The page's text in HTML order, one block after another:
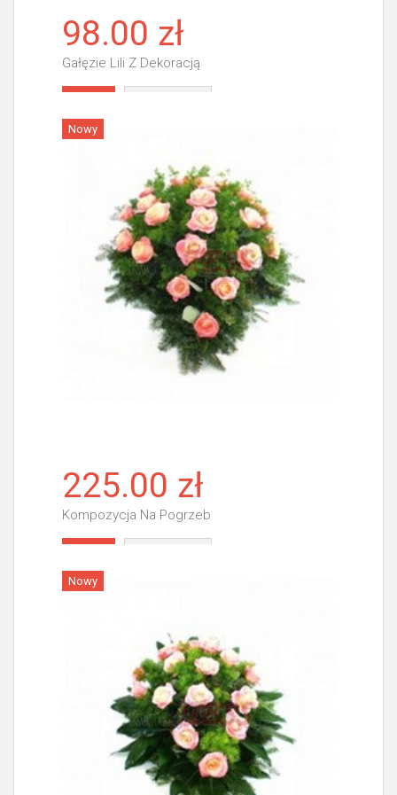
98.00 zł
Gałęzie Lili Z Dekoracją
Nowy
225.00 zł
Kompozycja Na Pogrzeb
Nowy